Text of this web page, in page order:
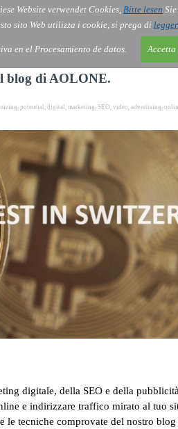
Website verwendet Cookies,Bitte lesen
sito Web utilizza i cookie, si prega di
en el Procesamiento de datos. Accetta
Gov Ordine Contatto
Gov Ordine Contatto
Gov Ordine Contatto
blog di AOLONE.
, potential , digital , marketing, SEO, video, advertising,
digitale, della SEO e della
e indirizzare traffico mirato al tuo
tecniche comprovate del nostro blog